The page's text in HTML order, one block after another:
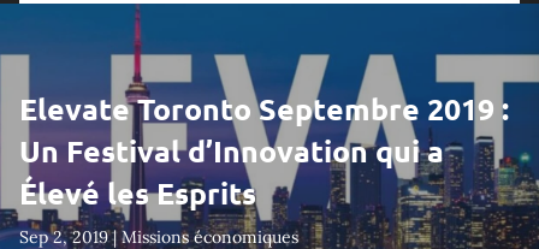
Elevate Toronto Septembre 2019 :
Un Festival d’Innovation qui a
Élevé les Esprits
Sep 2, 2019|Missions économiques